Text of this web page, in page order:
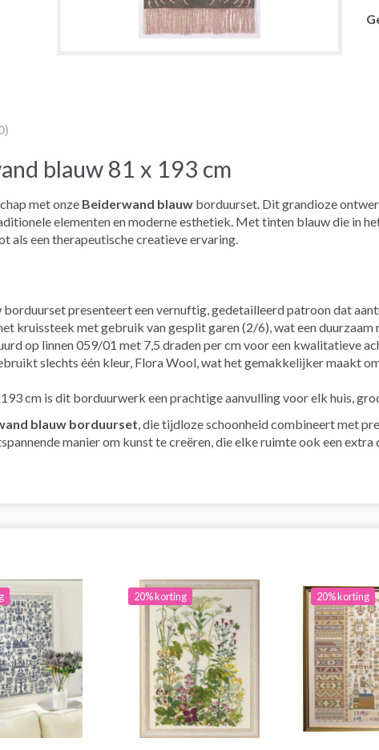
blauw 81 x 193 cm
met onze Beiderwand blauw borduurset. Dit grandioze
elementen en moderne esthetiek. Met tinten blauw die in
als een therapeutische creatieve ervaring.
borduurset presenteert een vernuftig, gedetailleerd patroon dat
kruissteek met gebruik van gesplit garen (2/6), wat een
op linnen 059/01 met 7,5 draden per cm voor een kwalitatieve
slechts één kleur, Flora Wool, wat het gemakkelijker maakt
cm is dit borduurwerk een prachtige aanvulling voor elk huis,
blauw borduurset, die tijdloze schoonheid combineert met
manier om kunst te creëren, die elke ruimte ook een extra
20% korting 20% korting